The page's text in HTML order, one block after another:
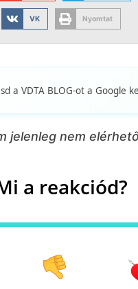
VK Nyomtat
a VDTA BLOG-ot a Google
jelenleg nem
a reakciód?